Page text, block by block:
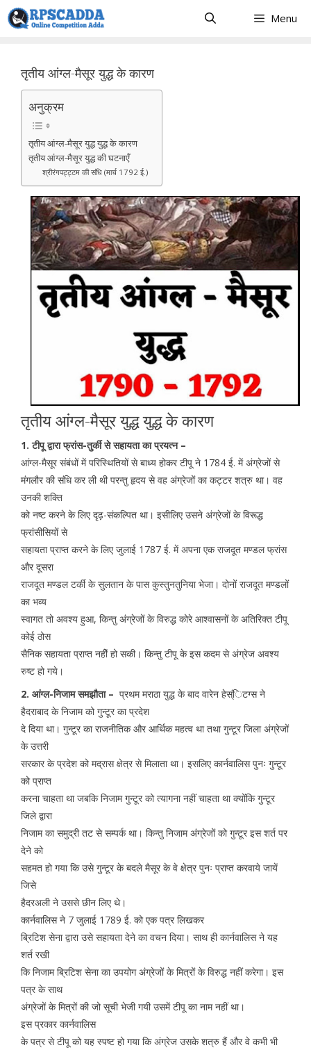
Skip
to
Menu
तृतीय आंग्ल-मैसूर युद्ध के कारण
अनुक्रम
तृतीय आंग्ल-मैसूर युद्ध युद्ध के कारण
तृतीय आंग्ल-मैसूर युद्ध की घटनाएँ
श्रीरंगपट्ट्टम की संंधि (मार्च 1792 ई.)
तृतीय आंग्ल-मैसूर युद्ध युद्ध के कारण
1. टीपू द्वारा फ्रांस-तुर्की से सहायता का प्रयत्न –
आंग्ल-मैसूर संबंधों में परिस्थितियों से बाध्य होकर टीपू ने 1784 ई. में अंग्रेजों से
मंगलौर की संधि कर ली थी परन्तु हृदय से वह अंग्रेजों का कट्टर शत्रु था। वह
उनकी शक्ति
को नष्ट करने के लिए दृढ़-संकल्पित था। इसीलिए उसने अंग्रेजों के विरूद्ध
फ्रांसीसियों से
सहायता प्राप्त करने के लिए जुलाई 1787 ई. में अपना एक राजदूत मण्डल फ्रांस
और दूसरा
राजदूत मण्डल टर्की के सुलतान के पास कुस्तुनतुनिया भेजा। दोनों राजदूत मण्डलों
का भव्य
स्वागत तो अवश्य हुआ, किन्तु अंग्रेजों के विरुद्ध कोरे आश्वासनों के अतिरिक्त टीपू
कोई ठोस
सैनिक सहायता प्राप्त नहीें हो सकी। किन्तु टीपू के इस कदम से अंग्रेज अवश्य
रुष्ट हो गये।
2. आंग्ल-निजाम समझौता – प्रथम मराठा युद्ध के बाद वारेन हेस्ंिटग्स ने
हैदराबाद के निजाम को गुन्टूर का प्रदेश
दे दिया था। गुन्टूर का राजनीतिक और आर्थिक महत्व था तथा गुन्टूर जिला अंग्रेजों
के उत्तरी
सरकार के प्रदेश को मद्रास क्षेत्र से मिलाता था। इसलिए कार्नवालिस पुनः गुन्टूर
को प्राप्त
करना चाहता था जबकि निजाम गुन्टूर को त्यागना नहीं चाहता था क्योंकि गुन्टूर
जिले द्वारा
निजाम का समुद्री तट से सम्पर्क था। किन्तु निजाम अंग्रेजों को गुन्टूर इस शर्त पर
देने को
सहमत हो गया कि उसे गुन्टूर के बदले मैसूर के वे क्षेत्र पुनः प्राप्त करवाये जायें
जिसे
हैदरअली ने उससे छीन लिए थे।
कार्नवालिस ने 7 जुलाई 1789 ई. को एक पत्र लिखकर
ब्रिटिश सेना द्वारा उसे सहायता देने का वचन दिया। साथ ही कार्नवालिस ने यह
शर्त रखी
कि निजाम ब्रिटिश सेना का उपयोग अंग्रेजों के मित्रों के विरुद्ध नहीं करेगा। इस
पत्र के साथ
अंग्रेजों के मित्रों की जो सूची भेजी गयी उसमें टीपू का नाम नहीं था।
इस प्रकार कार्नवालिस
के पत्र से टीपू को यह स्पष्ट हो गया कि अंग्रेज उसके शत्रु हैं और वे कभी भी